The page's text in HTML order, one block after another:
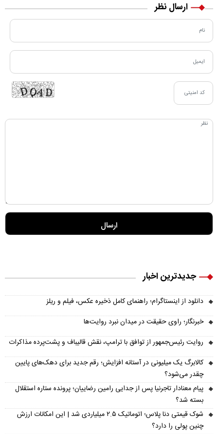
ارسال نظر
جدیدترین اخبار
دانلود از اینستاگرام؛ راهنمای کامل ذخیره عکس، فیلم و ریلز
خبرنگار؛ راوی حقیقت در میدان نبرد روایت‌ها
روایت رئیس‌جمهور از توافق با ترامپ، نقش قالیباف و پشت‌پرده مذاکرات
کالابرگ یک میلیونی در آستانه افزایش؛ رقم جدید برای دهک‌های پایین
چقدر می‌شود؟
پیام معنادار تاجرنیا پس از جدایی رامین رضاییان؛ پرونده ستاره استقلال
بسته شد؟
شوک قیمتی دنا پلاس؛ اتوماتیک ۲.۵ میلیاردی شد | این امکانات ارزش
چنین پولی را دارد؟